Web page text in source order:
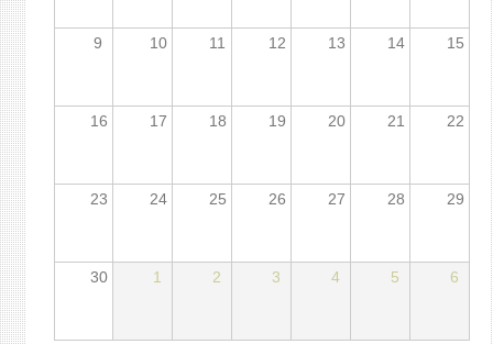
9 10 11 12 13 14 15
16 17 18 19 20 21 22
23 24 25 26 27 28 29
30 1 2 3 4 5 6